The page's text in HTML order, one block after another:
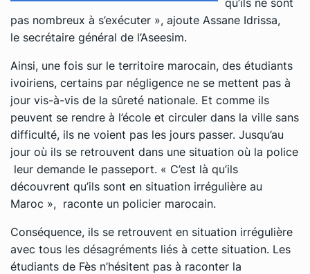
pas nombreux à s’exécuter », ajoute Assane Idrissa,
le secrétaire général de l’Aseesim.
Ainsi, une fois sur le territoire marocain, des étudiants
ivoiriens, certains par négligence ne se mettent pas à
jour vis-à-vis de la sûreté nationale. Et comme ils
peuvent se rendre à l’école et circuler dans la ville sans
difficulté, ils ne voient pas les jours passer. Jusqu’au
jour où ils se retrouvent dans une situation où la police
leur demande le passeport. « C’est là qu’ils
découvrent qu’ils sont en situation irrégulière au
Maroc », raconte un policier marocain.
Conséquence, ils se retrouvent en situation irrégulière
avec tous les désagréments liés à cette situation. Les
étudiants de Fès n’hésitent pas à raconter la